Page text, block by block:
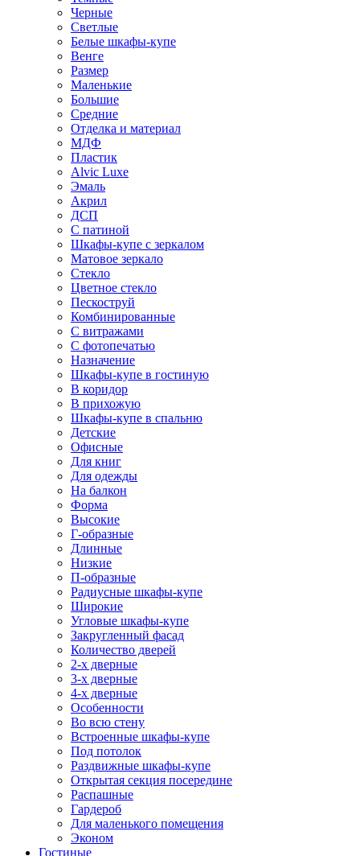
Черные
Светлые
Белые шкафы-купе
Венге
Размер
Маленькие
Большие
Средние
Отделка и материал
МДФ
Пластик
Alvic Luxe
Эмаль
Акрил
ДСП
С патиной
Шкафы-купе с зеркалом
Матовое зеркало
Стекло
Цветное стекло
Пескоструй
Комбинированные
С витражами
С фотопечатью
Назначение
Шкафы-купе в гостиную
В коридор
В прихожую
Шкафы-купе в спальню
Детские
Офисные
Для книг
Для одежды
На балкон
Форма
Высокие
Г-образные
Длинные
Низкие
П-образные
Радиусные шкафы-купе
Широкие
Угловые шкафы-купе
Закругленный фасад
Количество дверей
2-х дверные
3-х дверные
4-х дверные
Особенности
Во всю стену
Встроенные шкафы-купе
Под потолок
Раздвижные шкафы-купе
Открытая секция посередине
Распашные
Гардероб
Для маленького помещения
Эконом
Гостиные